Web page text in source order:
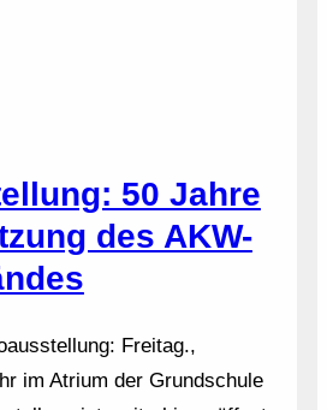
50 Jahre
des AKW-
Freitag.,
im Atrium der Grundschule